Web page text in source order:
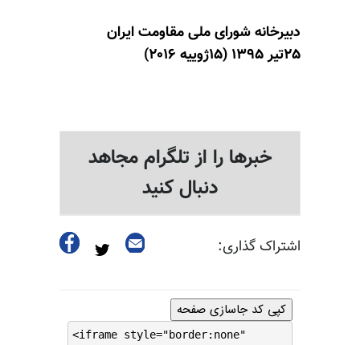
دبیرخانه شورای ملی مقاومت ایران
۲۵تیر ۱۳۹۵ (۱۵ژوییه ۲۰۱۶)
خبرها را از تلگرام مجاهد
دنبال کنید
اشتراک گذاری:
کپی کد جاسازی صفحه
<iframe style="border:none"